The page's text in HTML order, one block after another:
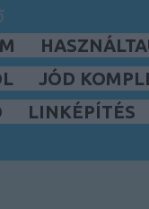
JÓD
LINKÉPÍTÉS